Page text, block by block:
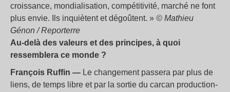
croissance, mondialisation, compétitivité, marché ne font
plus envie. Ils inquiètent et dégoûtent. » © Mathieu
Génon / Reporterre
Au-delà des valeurs et des principes, à quoi
ressemblera ce monde ?
François Ruffin — Le changement passera par plus de
liens, de temps libre et par la sortie du carcan production-